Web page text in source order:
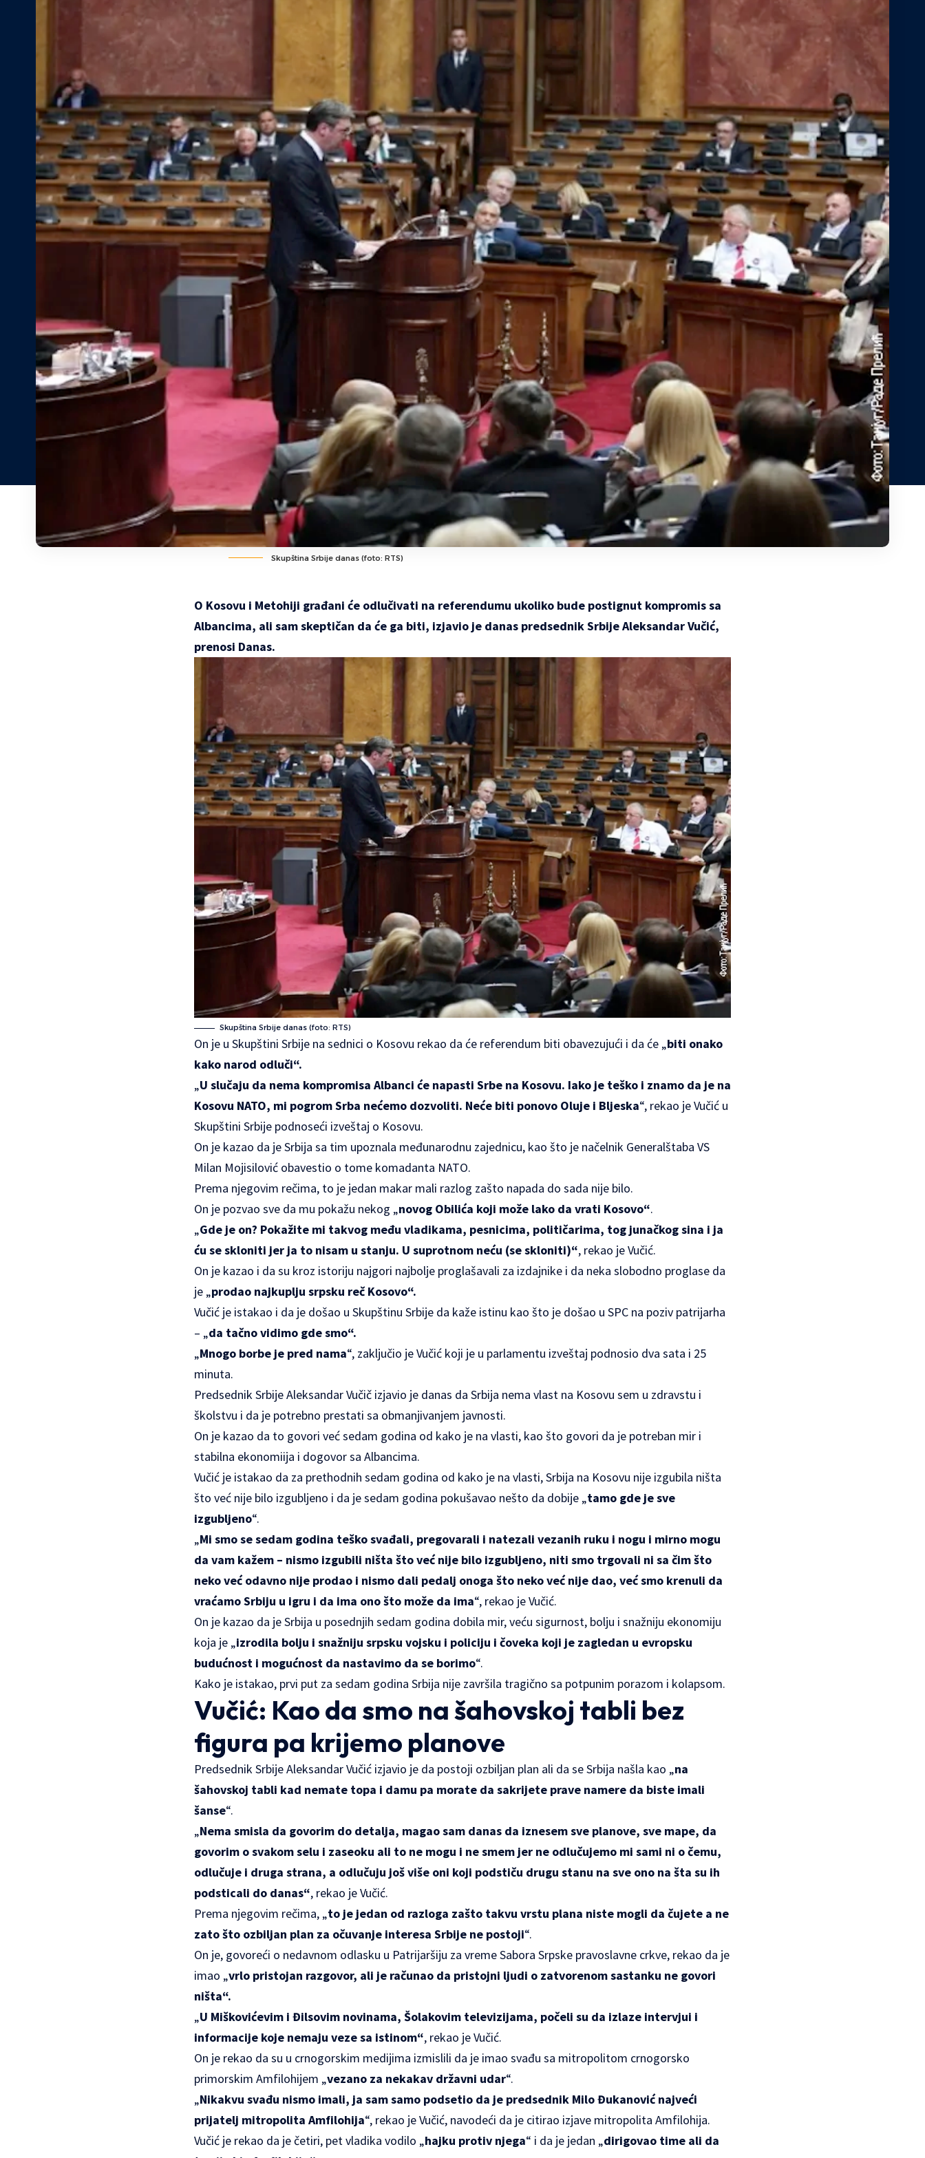
Skupština Srbije danas (foto: RTS)
O Kosovu i Metohiji građani će odlučivati na referendumu ukoliko bude postignut kompromis sa
Albancima, ali sam skeptičan da će ga biti, izjavio je danas predsednik Srbije Aleksandar Vučić,
prenosi Danas.
Skupština Srbije danas (foto: RTS)
On je u Skupštini Srbije na sednici o Kosovu rekao da će referendum biti obavezujući i da će „biti onako
kako narod odluči“.
„U slučaju da nema kompromisa Albanci će napasti Srbe na Kosovu. Iako je teško i znamo da je na
Kosovu NATO, mi pogrom Srba nećemo dozvoliti. Neće biti ponovo Oluje i Bljeska“, rekao je Vučić u
Skupštini Srbije podnoseći izveštaj o Kosovu.
On je kazao da je Srbija sa tim upoznala međunarodnu zajednicu, kao što je načelnik Generalštaba VS
Milan Mojisilović obavestio o tome komadanta NATO.
Prema njegovim rečima, to je jedan makar mali razlog zašto napada do sada nije bilo.
On je pozvao sve da mu pokažu nekog „novog Obilića koji može lako da vrati Kosovo“.
„Gde je on? Pokažite mi takvog među vladikama, pesnicima, političarima, tog junačkog sina i ja
ću se skloniti jer ja to nisam u stanju. U suprotnom neću (se skloniti)“, rekao je Vučić.
On je kazao i da su kroz istoriju najgori najbolje proglašavali za izdajnike i da neka slobodno proglase da
je „prodao najkuplju srpsku reč Kosovo“.
Vučić je istakao i da je došao u Skupštinu Srbije da kaže istinu kao što je došao u SPC na poziv patrijarha
– „da tačno vidimo gde smo“.
„Mnogo borbe je pred nama“, zaključio je Vučić koji je u parlamentu izveštaj podnosio dva sata i 25
minuta.
Predsednik Srbije Aleksandar Vučič izjavio je danas da Srbija nema vlast na Kosovu sem u zdravstu i
školstvu i da je potrebno prestati sa obmanjivanjem javnosti.
On je kazao da to govori već sedam godina od kako je na vlasti, kao što govori da je potreban mir i
stabilna ekonomiija i dogovor sa Albancima.
Vučić je istakao da za prethodnih sedam godina od kako je na vlasti, Srbija na Kosovu nije izgubila ništa
što već nije bilo izgubljeno i da je sedam godina pokušavao nešto da dobije „tamo gde je sve
izgubljeno“.
„Mi smo se sedam godina teško svađali, pregovarali i natezali vezanih ruku i nogu i mirno mogu
da vam kažem – nismo izgubili ništa što već nije bilo izgubljeno, niti smo trgovali ni sa čim što
neko već odavno nije prodao i nismo dali pedalj onoga što neko već nije dao, već smo krenuli da
vraćamo Srbiju u igru i da ima ono što može da ima“, rekao je Vučić.
On je kazao da je Srbija u posednjih sedam godina dobila mir, veću sigurnost, bolju i snažniju ekonomiju
koja je „izrodila bolju i snažniju srpsku vojsku i policiju i čoveka koji je zagledan u evropsku
budućnost i mogućnost da nastavimo da se borimo“.
Kako je istakao, prvi put za sedam godina Srbija nije završila tragično sa potpunim porazom i kolapsom.
Vučić: Kao da smo na šahovskoj tabli bez
figura pa krijemo planove
Predsednik Srbije Aleksandar Vučić izjavio je da postoji ozbiljan plan ali da se Srbija našla kao „na
šahovskoj tabli kad nemate topa i damu pa morate da sakrijete prave namere da biste imali
šanse“.
„Nema smisla da govorim do detalja, magao sam danas da iznesem sve planove, sve mape, da
govorim o svakom selu i zaseoku ali to ne mogu i ne smem jer ne odlučujemo mi sami ni o čemu,
odlučuje i druga strana, a odlučuju još više oni koji podstiču drugu stanu na sve ono na šta su ih
podsticali do danas“, rekao je Vučić.
Prema njegovim rečima, „to je jedan od razloga zašto takvu vrstu plana niste mogli da čujete a ne
zato što ozbiljan plan za očuvanje interesa Srbije ne postoji“.
On je, govoreći o nedavnom odlasku u Patrijaršiju za vreme Sabora Srpske pravoslavne crkve, rekao da je
imao „vrlo pristojan razgovor, ali je računao da pristojni ljudi o zatvorenom sastanku ne govori
ništa“.
„U Miškovićevim i Đilsovim novinama, Šolakovim televizijama, počeli su da izlaze intervjui i
informacije koje nemaju veze sa istinom“, rekao je Vučić.
On je rekao da su u crnogorskim medijima izmislili da je imao svađu sa mitropolitom crnogorsko
primorskim Amfilohijem „vezano za nekakav državni udar“.
„Nikakvu svađu nismo imali, ja sam samo podsetio da je predsednik Milo Đukanović najveći
prijatelj mitropolita Amfilohija“, rekao je Vučić, navodeći da je citirao izjave mitropolita Amfilohija.
Vučić je rekao da je četiri, pet vladika vodilo „hajku protiv njega“ i da je jedan „dirigovao time ali da